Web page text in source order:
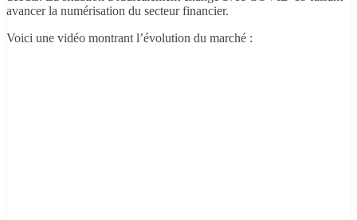
avancer la numérisation du secteur financier.
Voici une vidéo montrant l’évolution du marché :